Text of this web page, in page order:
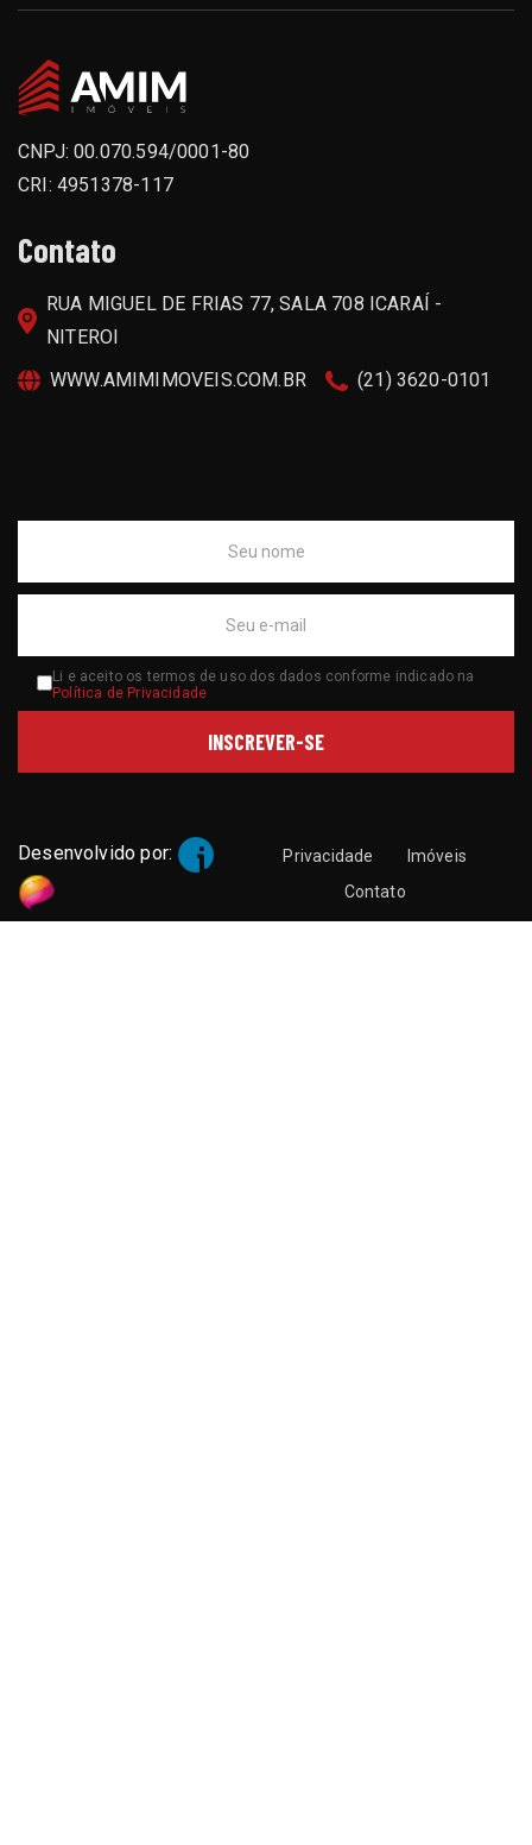
CNPJ: 00.070.594/0001-80
CRI: 4951378-117
Contato
RUA MIGUEL DE FRIAS 77, SALA 708 ICARAÍ -
NITEROI
WWW.AMIMIMOVEIS.COM.BR
(21) 3620-0101
Li e aceito os termos de uso dos dados conforme indicado na
Política de Privacidade
Desenvolvido por: Privacidade
Imóveis
Contato